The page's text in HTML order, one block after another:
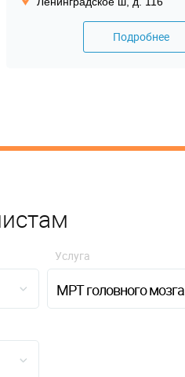
Подробнее
МРТ головного мозга
Услуга